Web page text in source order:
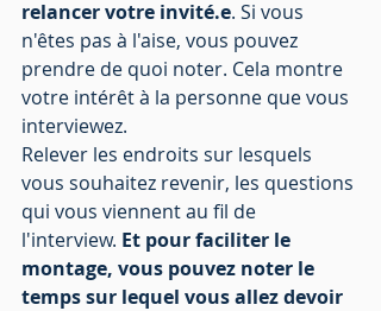
relancer votre invité.e. Si vous
n'êtes pas à l'aise, vous pouvez
prendre de quoi noter. Cela montre
votre intérêt à la personne que vous
interviewez.
Relever les endroits sur lesquels
vous souhaitez revenir, les questions
qui vous viennent au fil de
l'interview. Et pour faciliter le
montage, vous pouvez noter le
temps sur lequel vous allez devoir